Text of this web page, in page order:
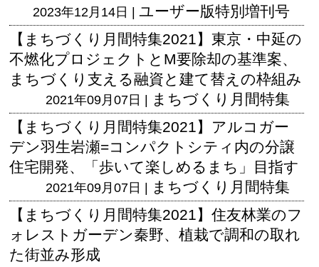
2023年12月14日 | ユーザー版特別増刊号
【まちづくり月間特集2021】東京・中延の
不燃化プロジェクトとM要除却の基準案、
まちづくり支える融資と建て替えの枠組み
2021年09月07日 | まちづくり月間特集
【まちづくり月間特集2021】アルコガー
デン羽生岩瀬=コンパクトシティ内の分譲
住宅開発、「歩いて楽しめるまち」目指す
2021年09月07日 | まちづくり月間特集
【まちづくり月間特集2021】住友林業のフ
ォレストガーデン秦野、植栽で調和の取れ
た街並み形成